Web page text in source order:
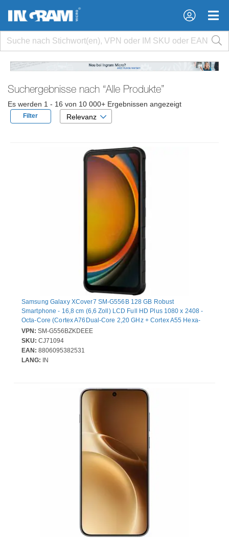
×
×
Suchergebnisse nach “Alle Produkte”
Es werden 1 - 16 von 10 000+ Ergebnissen angezeigt
Filter Relevanz
Samsung Galaxy XCover7 SM-G556B 128 GB Robust
Smartphone - 16,8 cm (6,6 Zoll) LCD Full HD Plus 1080 x 2408 -
Octa-Core (Cortex A76Dual-Core 2,20 GHz + Cortex A55 Hexa-
Core 2 GHz - 6 GB RAM - Android 14 - 5G - Schwarz - Bar - 2 SIM
Support - kein SIM-Lock - Front Camera: 5 Megapixel - Rear
Camera: 50 Megapixel - 4050 mAh Akku - Near Field
Kommunikation
VPN: SM-G556BZKDEEE
SKU: CJ71094
EAN: 8806095382531
LANG: IN